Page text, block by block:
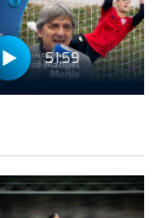
51:59